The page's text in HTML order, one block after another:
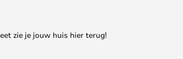
zie je jouw huis hier terug!